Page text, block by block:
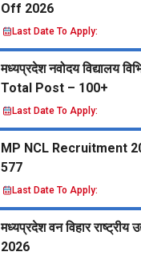
Off 2026
Last Date To Apply:
मध्‍यप्रदेश नवोदय विद्यालय
Total Post – 100+
Last Date To Apply:
MP NCL Recruitment
577
Last Date To Apply:
मध्‍यप्रदेश वन विहार राष्‍ट्रीय
2026